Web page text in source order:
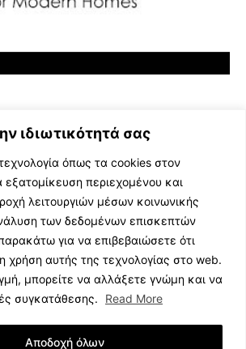
ιδιωτικότητά σας
όπως τα cookies στον
εξατομίκευση περιεχομένου και
λειτουργιών μέσων κοινωνικής
των δεδομένων επισκεπτών
για να επιβεβαιώσετε ότι
χρήση αυτής της τεχνολογίας στο web.
μπορείτε να αλλάξετε γνώμη και να
συγκατάθεσης.
Read More
Αποδοχή όλων